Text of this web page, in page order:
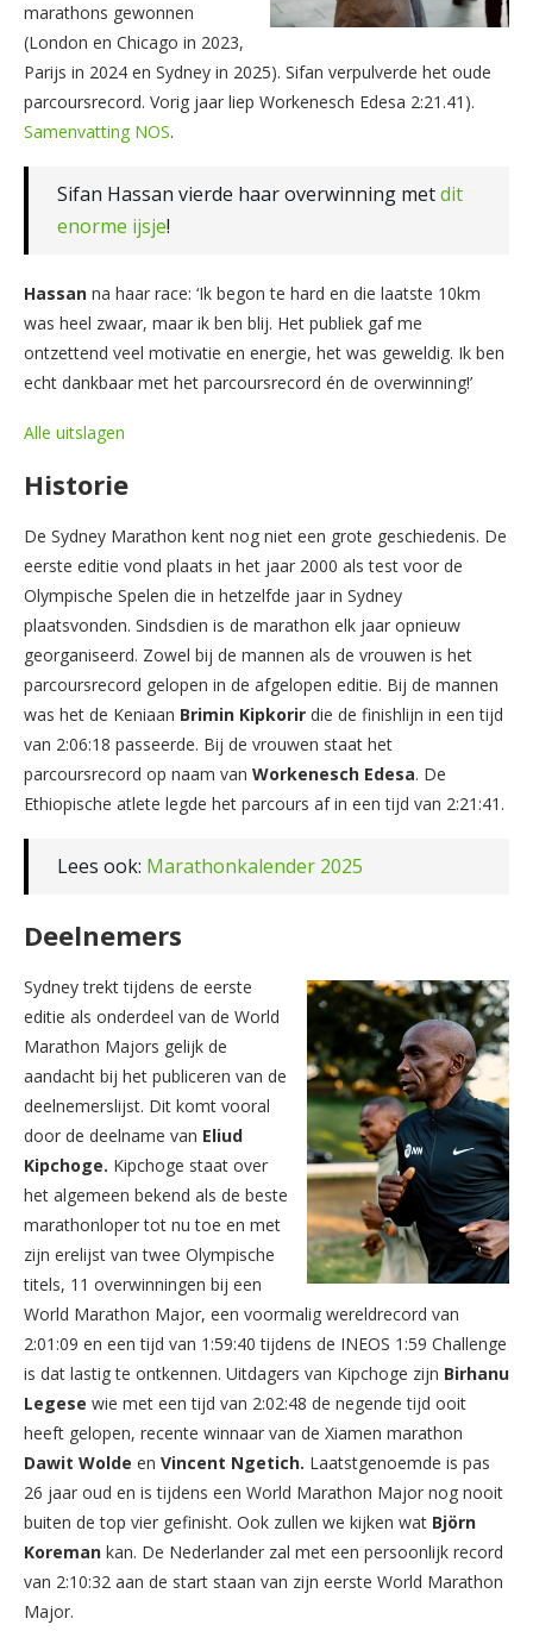
marathons gewonnen
(London en Chicago in 2023,
Parijs in 2024 en Sydney in 2025). Sifan verpulverde het oude
parcoursrecord. Vorig jaar liep Workenesch Edesa 2:21.41).
Samenvatting NOS.
Sifan Hassan vierde haar overwinning metdit
enorme ijsje!
Hassan na haar race: ‘Ik begon te hard en die laatste 10km
was heel zwaar, maar ik ben blij. Het publiek gaf me
ontzettend veel motivatie en energie, het was geweldig. Ik ben
echt dankbaar met het parcoursrecord én de overwinning!’
Alle uitslagen
Historie
De Sydney Marathon kent nog niet een grote geschiedenis. De
eerste editie vond plaats in het jaar 2000 als test voor de
Olympische Spelen die in hetzelfde jaar in Sydney
plaatsvonden. Sindsdien is de marathon elk jaar opnieuw
georganiseerd. Zowel bij de mannen als de vrouwen is het
parcoursrecord gelopen in de afgelopen editie. Bij de mannen
was het de Keniaan Brimin Kipkorir die de finishlijn in een tijd
van 2:06:18 passeerde. Bij de vrouwen staat het
parcoursrecord op naam van Workenesch Edesa. De
Ethiopische atlete legde het parcours af in een tijd van 2:21:41.
Lees ook: Marathonkalender 2025
Deelnemers
Sydney trekt tijdens de eerste
editie als onderdeel van de World
Marathon Majors gelijk de
aandacht bij het publiceren van de
deelnemerslijst. Dit komt vooral
door de deelname van Eliud
Kipchoge. Kipchoge staat over
het algemeen bekend als de beste
marathonloper tot nu toe en met
zijn erelijst van twee Olympische
titels, 11 overwinningen bij een
World Marathon Major, een voormalig wereldrecord van
2:01:09 en een tijd van 1:59:40 tijdens de INEOS 1:59 Challenge
is dat lastig te ontkennen. Uitdagers van Kipchoge zijn Birhanu
Legese wie met een tijd van 2:02:48 de negende tijd ooit
heeft gelopen, recente winnaar van de Xiamen marathon
Dawit Wolde en Vincent Ngetich. Laatstgenoemde is pas
26 jaar oud en is tijdens een World Marathon Major nog nooit
buiten de top vier gefinisht. Ook zullen we kijken wat Björn
Koreman kan. De Nederlander zal met een persoonlijk record
van 2:10:32 aan de start staan van zijn eerste World Marathon
Major.